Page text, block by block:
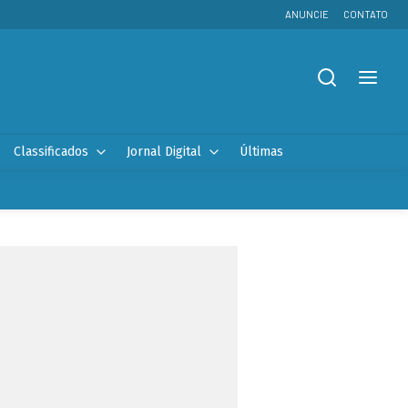
ANUNCIE CONTATO
Classificados Jornal Digital Últimas